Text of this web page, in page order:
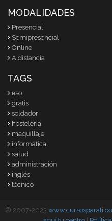
MODALIDADES
Presencial
Semipresencial
Online
A distancia
TAGS
eso
gratis
soldador
hosteleria
maquillaje
informática
salud
administración
inglés
técnico
© 2007-2023